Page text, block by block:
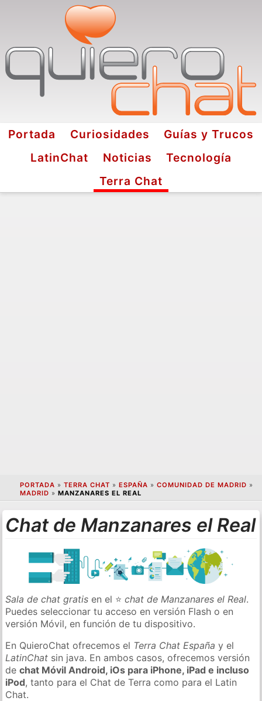
Portada Curiosidades
Guías y Trucos
LatinChat
Noticias
Tecnología
Terra Chat
PORTADA » TERRA CHAT » ESPAÑA » COMUNIDAD DE MADRID »
MADRID » MANZANARES EL REAL
Chat de Manzanares el Real
Sala de chat gratis en el ⭐chat de Manzanares el Real.
Puedes seleccionar tu acceso en versión Flash o en
versión Móvil, en función de tu dispositivo.
En QuieroChat ofrecemos el Terra Chat España y el
LatinChat sin java. En ambos casos, ofrecemos versión
dechat Móvil Android, iOs para iPhone, iPad e incluso
iPod, tanto para el Chat de Terra como para el Latin
Chat.